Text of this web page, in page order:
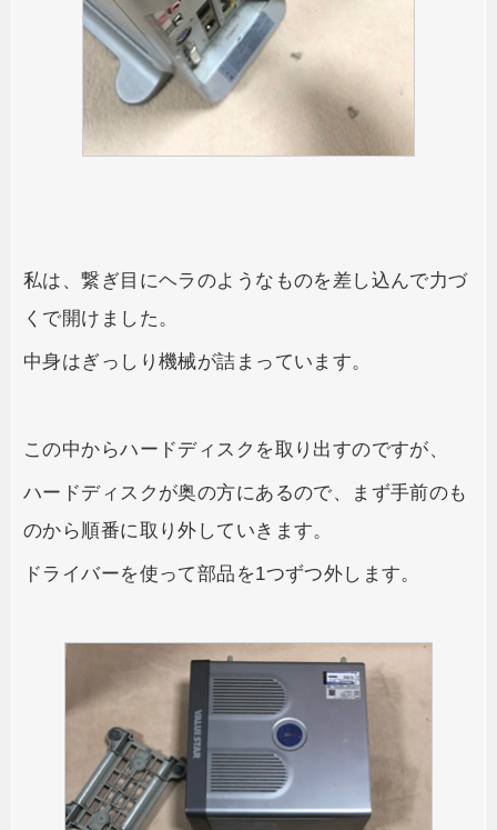
私は、繋ぎ目にヘラのようなものを差し込んで力づ
くで開けました。
中身はぎっしり機械が詰まっています。
この中からハードディスクを取り出すのですが、
ハードディスクが奥の方にあるので、まず手前のも
のから順番に取り外していきます。
ドライバーを使って部品を1つずつ外します。